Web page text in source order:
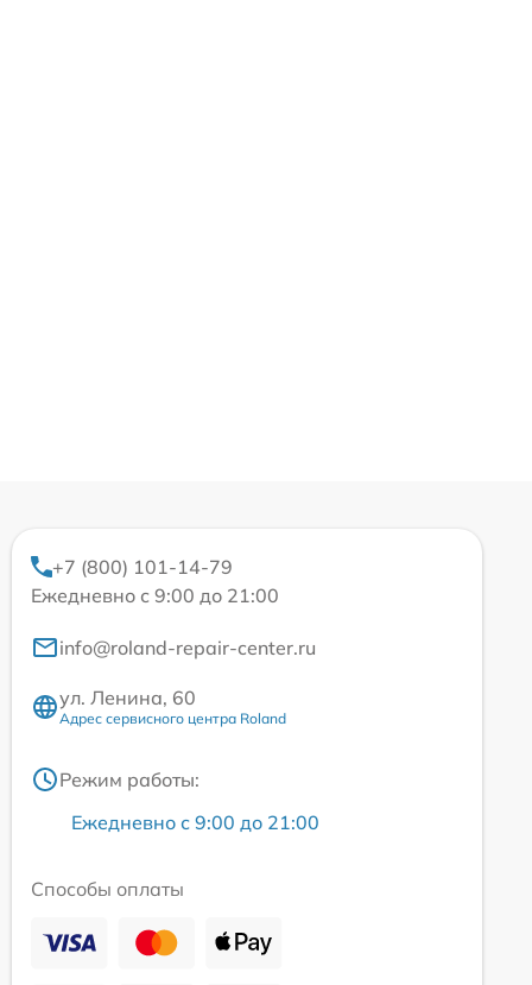
+7 (800) 101-14-79
Ежедневно с 9:00 до 21:00
info@roland-repair-center.ru
ул. Ленина, 60
Адрес сервисного центра Roland
Режим работы:
Ежедневно с 9:00 до 21:00
Способы оплаты